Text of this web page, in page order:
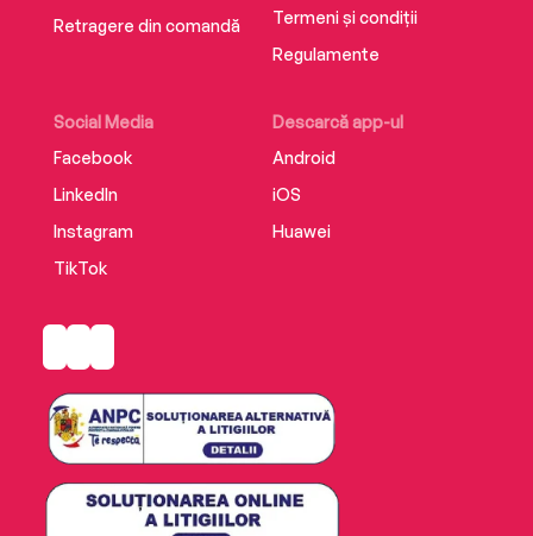
Retragere din comandă
Social Media
Facebook
LinkedIn
Instagram
TikTok
Descarcă app-ul
Android
iOS
Huawei
Termeni și condiții
Regulamente